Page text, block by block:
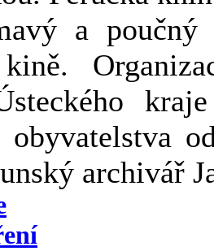
a
kině.
obyvatelstva
archivář